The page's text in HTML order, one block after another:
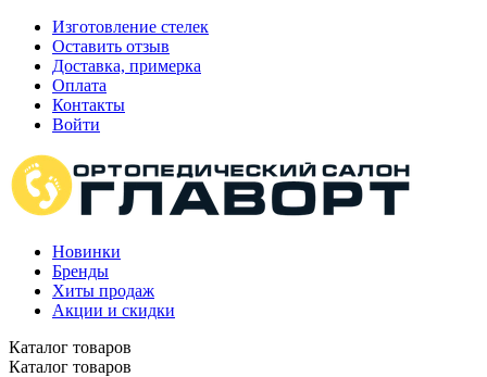
Изготовление стелек
Оставить отзыв
Доставка, примерка
Оплата
Контакты
Войти
Новинки
Бренды
Хиты продаж
Акции и скидки
Каталог товаров
Каталог товаров